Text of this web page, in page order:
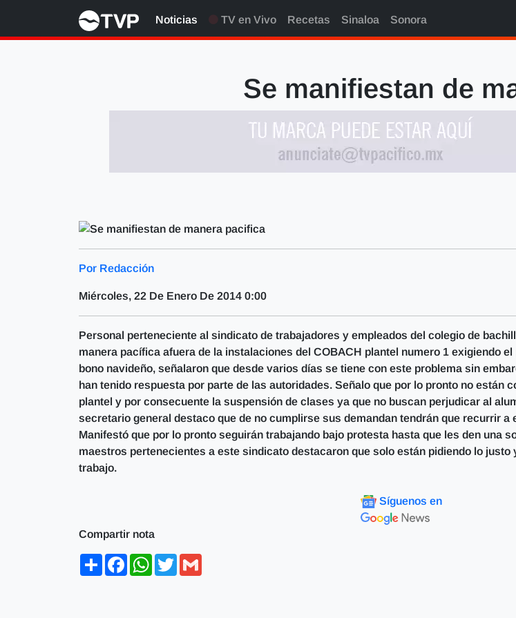
Noticias TV en Vivo Recetas Sinaloa Sonora
Se manifiestan de
Por Redacción
Miércoles, 22 De Enero De 2014 0:00
Personal perteneciente al sindicato de trabajadores y empleados del colegio de
manera pacífica afuera de la instalaciones del COBACH plantel numero 1 exigiendo
bono navideño, señalaron que desde varios días se tiene con este problema sin
han tenido respuesta por parte de las autoridades. Señalo que por lo pronto no están
plantel y por consecuente la suspensión de clases ya que no buscan perjudicar al
secretario general destaco que de no cumplirse sus demandan tendrán que recurrir a
Manifestó que por lo pronto seguirán trabajando bajo protesta hasta que les den una
maestros pertenecientes a este sindicato destacaron que solo están pidiendo lo justo
trabajo.
Síguenos en
Compartir nota
ShareFacebookWhatsApp
Twitter